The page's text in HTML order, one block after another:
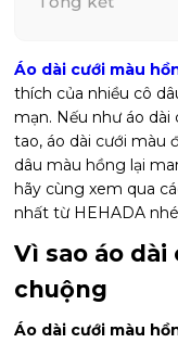
Áo dài cưới màu
thích của nhiều cô
mạn. Nếu như áo
tao, áo dài cưới màu
dâu màu hồng lại
hãy cùng xem qua
nhất từ HEHADA
Vì sao áo
chuộng
Áo dài cưới màu